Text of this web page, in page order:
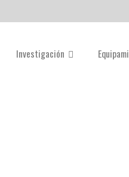
Investigación